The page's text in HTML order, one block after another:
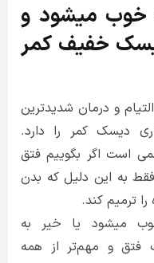
خوب میشود و
خفیف کمر
و درمان شدیدترین
دیسک کمر را دارد.
است اگر بگوییم فتق
به این دلیل که بدن
ترمیم کند.
میشود یا خیر به
فتق و مهم‌تر از همه